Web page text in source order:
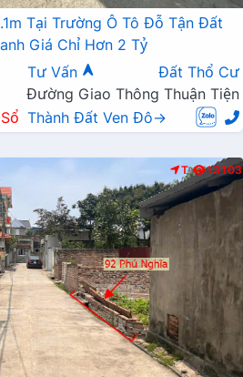
Tại Trường Ô Tô Đỗ Tận Đất
Giá Chỉ Hơn 2 Tỷ
Tư Vấn
Đất Thổ Cư
Đường Giao Thông Thuận Tiện
Thành Đất Ven Đô→
T 13103